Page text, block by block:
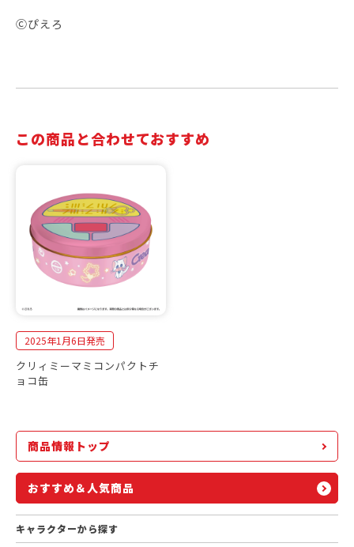
Ⓒぴえろ
この商品と合わせておすすめ
2025年1月6日発売
クリィミーマミコンパクトチ
ョコ缶
商品情報トップ
おすすめ＆人気商品
キャラクターから探す